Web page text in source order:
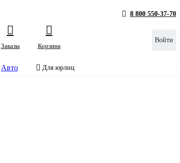
8 800 550-37-70
Заказы Корзина
Войти
Авто Для юрлиц